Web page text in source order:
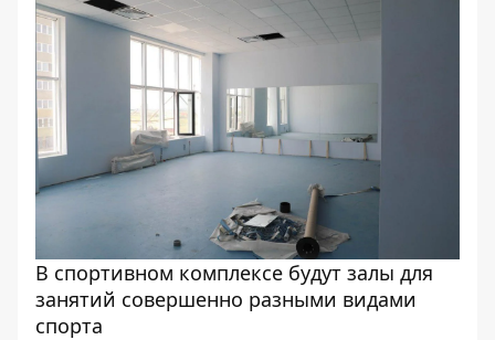
В спортивном комплексе будут залы для
занятий совершенно разными видами
спорта